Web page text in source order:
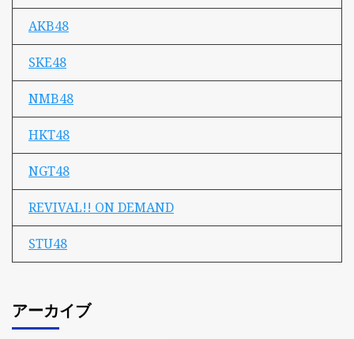
AKB48
SKE48
NMB48
HKT48
NGT48
REVIVAL!! ON DEMAND
STU48
アーカイブ